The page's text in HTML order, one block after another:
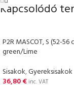
Kapcsolódó
P2R MASCOT, S (52-56
green/Lime
Sisakok,Gyereksisakok
36,80€ inc. VAT